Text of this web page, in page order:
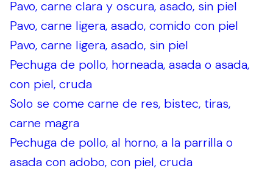
Pavo, carne clara y oscura, asado, sin piel
Pavo, carne ligera, asado, comido con piel
Pavo, carne ligera, asado, sin piel
Pechuga de pollo, horneada, asada o asada,
con piel, cruda
Solo se come carne de res, bistec, tiras,
carne magra
Pechuga de pollo, al horno, a la parrilla o
asada con adobo, con piel, cruda